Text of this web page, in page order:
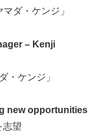
ダ・ケンジ」
– Kenji
・ケンジ」
new opportunities
志望